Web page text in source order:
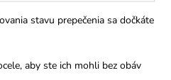
stavu prepečenia sa dočkáte
aby ste ich mohli bez obáv